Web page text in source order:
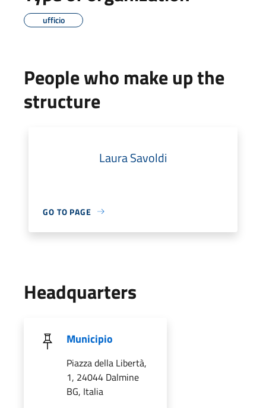
ufficio
People who make up the
structure
Laura Savoldi
GO TO PAGE
Headquarters
Municipio
Piazza della Libertà,
1, 24044 Dalmine
BG, Italia